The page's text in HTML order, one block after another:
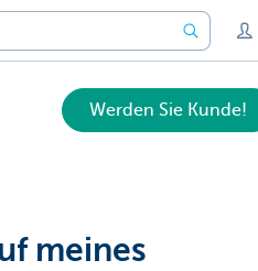
Werden Sie Kunde!
meines